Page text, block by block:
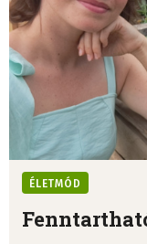
ÉLETMÓD